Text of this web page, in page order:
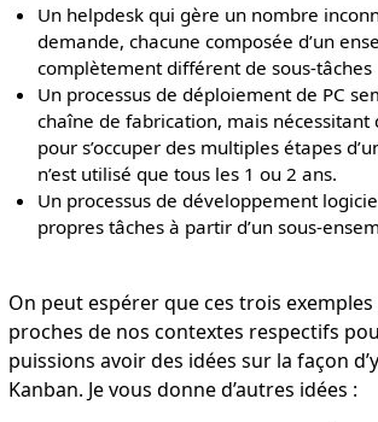
Un helpdesk qui gère un nombre
demande, chacune composée d’un
complètement différent de sous-tâches
Un processus de déploiement de PC
chaîne de fabrication, mais nécessitant
pour s’occuper des multiples étapes
n’est utilisé que tous les 1 ou 2 ans.
Un processus de développement
propres tâches à partir d’un sous-
On peut espérer que ces trois exemples
proches de nos contextes respectifs
puissions avoir des idées sur la façon
Kanban. Je vous donne d’autres idées :